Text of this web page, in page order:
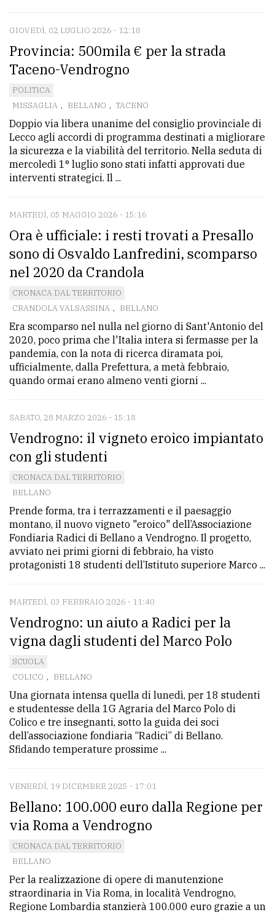
GIOVEDÌ, 02 LUGLIO 2026 - 12:18
Provincia: 500mila € per la strada
Taceno-Vendrogno
POLITICA
MISSAGLIA , BELLANO , TACENO
Doppio via libera unanime del consiglio provinciale di
Lecco agli accordi di programma destinati a migliorare
la sicurezza e la viabilità del territorio. Nella seduta di
mercoledì 1° luglio sono stati infatti approvati due
interventi strategici. Il ...
MARTEDÌ, 05 MAGGIO 2026 - 15:16
Ora è ufficiale: i resti trovati a Presallo
sono di Osvaldo Lanfredini, scomparso
nel 2020 da Crandola
CRONACA DAL TERRITORIO
CRANDOLA VALSASSINA , BELLANO
Era scomparso nel nulla nel giorno di Sant'Antonio del
2020, poco prima che l'Italia intera si fermasse per la
pandemia, con la nota di ricerca diramata poi,
ufficialmente, dalla Prefettura, a metà febbraio,
quando ormai erano almeno venti giorni ...
SABATO, 28 MARZO 2026 - 15:18
Vendrogno: il vigneto eroico impiantato
con gli studenti
CRONACA DAL TERRITORIO
BELLANO
Prende forma, tra i terrazzamenti e il paesaggio
montano, il nuovo vigneto "eroico" dell’Associazione
Fondiaria Radici di Bellano a Vendrogno. Il progetto,
avviato nei primi giorni di febbraio, ha visto
protagonisti 18 studenti dell’Istituto superiore Marco ...
MARTEDÌ, 03 FEBBRAIO 2026 - 11:40
Vendrogno: un aiuto a Radici per la
vigna dagli studenti del Marco Polo
SCUOLA
COLICO , BELLANO
Una giornata intensa quella di lunedì, per 18 studenti
e studentesse della 1G Agraria del Marco Polo di
Colico e tre insegnanti, sotto la guida dei soci
dell’associazione fondiaria “Radici” di Bellano.
Sfidando temperature prossime ...
VENERDÌ, 19 DICEMBRE 2025 - 17:01
Bellano: 100.000 euro dalla Regione per
via Roma a Vendrogno
CRONACA DAL TERRITORIO
BELLANO
Per la realizzazione di opere di manutenzione
straordinaria in Via Roma, in località Vendrogno,
Regione Lombardia stanzierà 100.000 euro grazie a un